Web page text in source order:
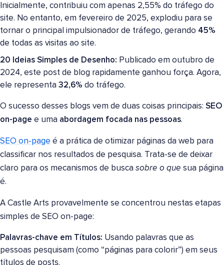
Inicialmente, contribuiu com apenas 2,55% do tráfego do
site. No entanto, em fevereiro de 2025, explodiu para se
tornar o principal impulsionador de tráfego, gerando 45%
de todas as visitas ao site.
20 Ideias Simples de Desenho: Publicado em outubro de
2024, este post de blog rapidamente ganhou força. Agora,
ele representa 32,6% do tráfego.
O sucesso desses blogs vem de duas coisas principais: SEO
on-page e uma abordagem focada nas pessoas.
SEO on-page é a prática de otimizar páginas da web para
classificar nos resultados de pesquisa. Trata-se de deixar
claro para os mecanismos de busca sobre o que sua página
é.
A Castle Arts provavelmente se concentrou nestas etapas
simples de SEO on-page:
Palavras-chave em Títulos: Usando palavras que as
pessoas pesquisam (como “páginas para colorir”) em seus
títulos de posts.